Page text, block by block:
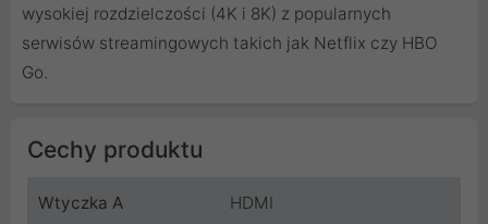
wysokiej rozdzielczości (4K i 8K) z popularnych
serwisów streamingowych takich jak Netflix czy HBO
Go.
Cechy produktu
Wtyczka A HDMI